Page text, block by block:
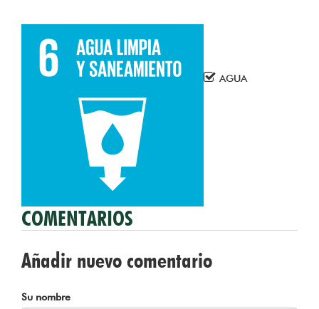
AGUA
COMENTARIOS
Añadir nuevo comentario
Su nombre